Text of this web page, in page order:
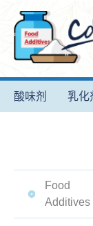
酸味剂 乳化
Food
Additives